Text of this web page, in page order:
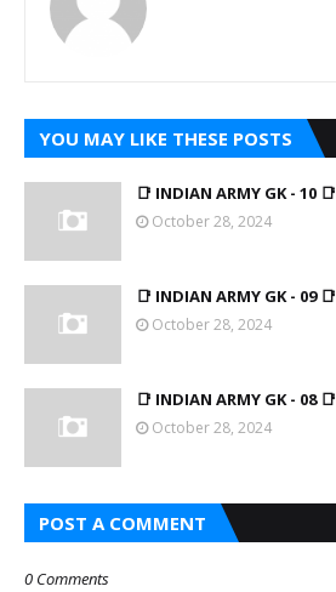
YOU MAY LIKE THESE POSTS
📑 INDIAN ARMY GK - 10 📑
October 28, 2024
📑 INDIAN ARMY GK - 09 📑
October 28, 2024
📑 INDIAN ARMY GK - 08 📑
October 28, 2024
POST A COMMENT
0 Comments